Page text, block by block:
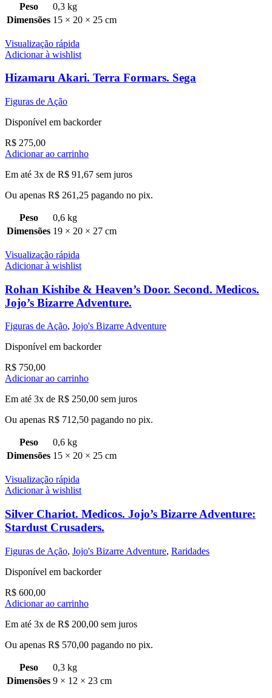
Peso
0,3 kg
Dimensões 15 × 20 × 25 cm
Visualização rápida
Adicionar à wishlist
Hizamaru Akari. Terra Formars. Sega
Figuras de Ação
Disponível em backorder
R$ 275,00
Adicionar ao carrinho
Em até 3x de R$ 91,67 sem juros
Ou apenas R$ 261,25 pagando no pix.
Peso
0,6 kg
Dimensões 19 × 20 × 27 cm
Visualização rápida
Adicionar à wishlist
Rohan Kishibe & Heaven’s Door. Second. Medicos.
Jojo’s Bizarre Adventure.
Figuras de Ação, Jojo's Bizarre Adventure
Disponível em backorder
R$ 750,00
Adicionar ao carrinho
Em até 3x de R$ 250,00 sem juros
Ou apenas R$ 712,50 pagando no pix.
Peso
0,6 kg
Dimensões 15 × 20 × 25 cm
Visualização rápida
Adicionar à wishlist
Silver Chariot. Medicos. Jojo’s Bizarre Adventure:
Stardust Crusaders.
Figuras de Ação, Jojo's Bizarre Adventure, Raridades
Disponível em backorder
R$ 600,00
Adicionar ao carrinho
Em até 3x de R$ 200,00 sem juros
Ou apenas R$ 570,00 pagando no pix.
Peso
0,3 kg
Dimensões 9 × 12 × 23 cm